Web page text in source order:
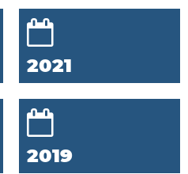
2021
2019